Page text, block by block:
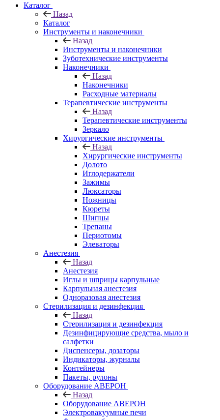
Каталог
Назад
Каталог
Инструменты и наконечники
Назад
Инструменты и наконечники
Зуботехнические инструменты
Наконечники
Назад
Наконечники
Расходные материалы
Терапевтические инструменты
Назад
Терапевтические инструменты
Зеркало
Хирургические инструменты
Назад
Хирургические инструменты
Долото
Иглодержатели
Зажимы
Люксаторы
Ножницы
Кюреты
Шипцы
Трепаны
Периотомы
Элеваторы
Анестезия
Назад
Анестезия
Иглы и шприцы карпульные
Карпульная анестезия
Одноразовая анестезия
Стерилизация и дезинфекция
Назад
Стерилизация и дезинфекция
Дезинфицирующие средства, мыло и
салфетки
Диспенсеры, дозаторы
Индикаторы, журналы
Контейнеры
Пакеты, рулоны
Оборудование АВЕРОН
Назад
Оборудование АВЕРОН
Электровакуумные печи